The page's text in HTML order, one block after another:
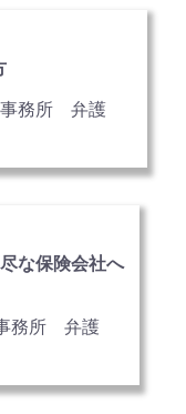
事務所 弁護
な保険会社へ
事務所 弁護